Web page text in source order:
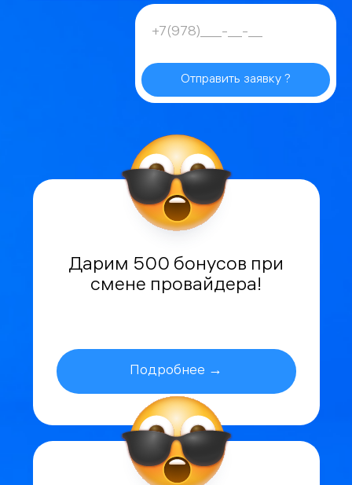
Отправить заявку ?
Дарим 500 бонусов при
смене провайдера!
Подробнее →